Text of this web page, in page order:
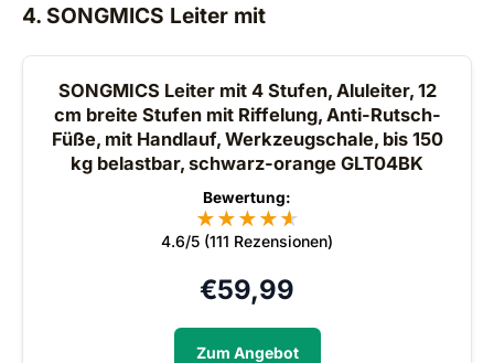
4. SONGMICS Leiter mit
SONGMICS Leiter mit 4 Stufen, Aluleiter, 12
cm breite Stufen mit Riffelung, Anti-Rutsch-
Füße, mit Handlauf, Werkzeugschale, bis 150
kg belastbar, schwarz-orange GLT04BK
Bewertung:
★★★★★
★
4.6/5 (111 Rezensionen)
€59,99
Zum Angebot